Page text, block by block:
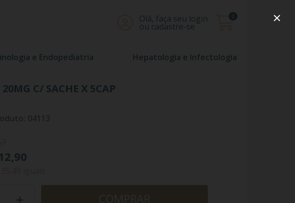
Olá, faça seu login
ou cadastre-se
0
e Endopediatria Hepatologia e Infectologia
C/ SACHE X 5CAP